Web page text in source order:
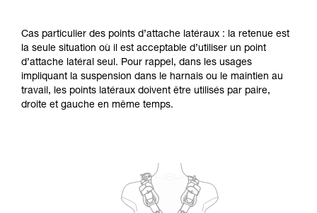
Cas particulier des points d’attache latéraux : la retenue est
la seule situation où il est acceptable d’utiliser un point
d’attache latéral seul. Pour rappel, dans les usages
impliquant la suspension dans le harnais ou le maintien au
travail, les points latéraux doivent être utilisés par paire,
droite et gauche en même temps.